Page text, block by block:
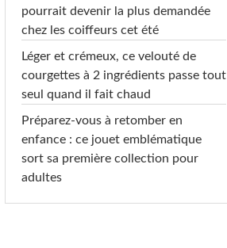
pourrait devenir la plus demandée
chez les coiffeurs cet été
Léger et crémeux, ce velouté de
courgettes à 2 ingrédients passe tout
seul quand il fait chaud
Préparez-vous à retomber en
enfance : ce jouet emblématique
sort sa première collection pour
adultes